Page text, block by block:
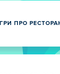
ІГРИ ПРО